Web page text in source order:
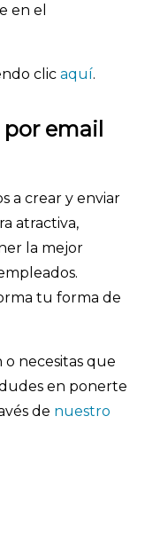
de cliente
en el
clic aquí.
email
a crear y enviar
atractiva,
la mejor
tu forma de
o necesitas que
en ponerte
de nuestro